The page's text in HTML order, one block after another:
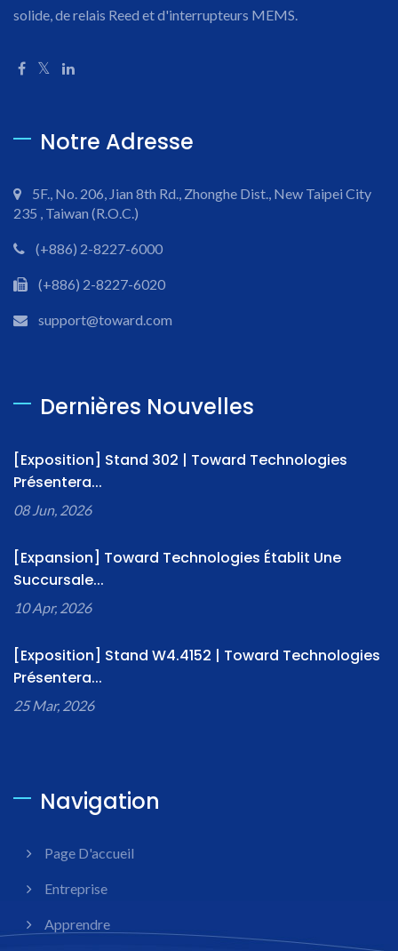
solide, de relais Reed et d'interrupteurs MEMS.
Notre Adresse
5F., No. 206, Jian 8th Rd., Zhonghe Dist., New Taipei City
235 , Taiwan (R.O.C.)
(+886) 2-8227-6000
(+886) 2-8227-6020
support@toward.com
Dernières Nouvelles
[Exposition] Stand 302 | Toward Technologies
Présentera...
08 Jun, 2026
[Expansion] Toward Technologies Établit Une
Succursale...
10 Apr, 2026
[Exposition] Stand W4.4152 | Toward Technologies
Présentera...
25 Mar, 2026
Navigation
Page D'accueil
Entreprise
Apprendre